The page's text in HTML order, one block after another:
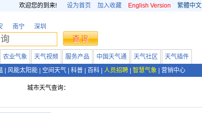
欢迎您的到来! 设为首页 加入收藏 English Version 繁體中文
南宁 深圳
农业气象 天气视频 服务产品 中国天气通 天气社区
天气插件
风能太阳能 空间天气 科普 百科 人员招聘 智慧气象 营销中心
城市天气查询：